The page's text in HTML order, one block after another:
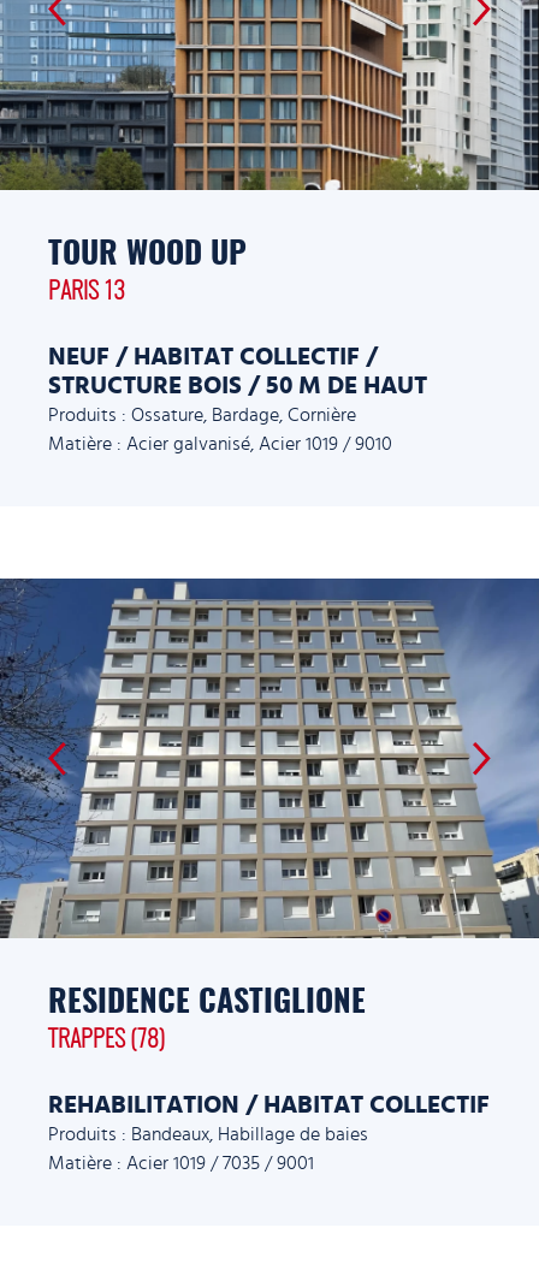
TOUR WOOD UP
PARIS 13
NEUF / HABITAT COLLECTIF /
STRUCTURE BOIS / 50 M DE HAUT
Produits : Ossature, Bardage, Cornière
Matière : Acier galvanisé, Acier 1019 / 9010
RESIDENCE CASTIGLIONE
TRAPPES (78)
REHABILITATION / HABITAT COLLECTIF
Produits : Bandeaux, Habillage de baies
Matière : Acier 1019 / 7035 / 9001